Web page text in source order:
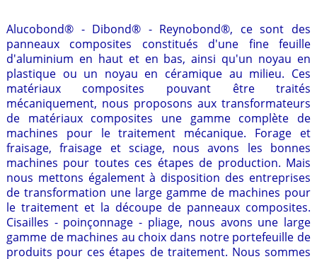
Alucobond® - Dibond® - Reynobond®, ce sont des
panneaux composites constitués d'une fine feuille
d'aluminium en haut et en bas, ainsi qu'un noyau en
plastique ou un noyau en céramique au milieu. Ces
matériaux composites pouvant être traités
mécaniquement, nous proposons aux transformateurs
de matériaux composites une gamme complète de
machines pour le traitement mécanique. Forage et
fraisage, fraisage et sciage, nous avons les bonnes
machines pour toutes ces étapes de production. Mais
nous mettons également à disposition des entreprises
de transformation une large gamme de machines pour
le traitement et la découpe de panneaux composites.
Cisailles - poinçonnage - pliage, nous avons une large
gamme de machines au choix dans notre portefeuille de
produits pour ces étapes de traitement. Nous sommes